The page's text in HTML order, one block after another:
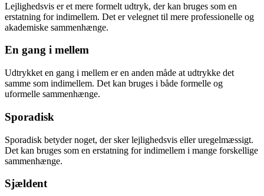
Lejlighedsvis er et mere formelt udtryk, der kan bruges som en
erstatning for indimellem. Det er velegnet til mere professionelle og
akademiske sammenhænge.
En gang i mellem
Udtrykket en gang i mellem er en anden måde at udtrykke det
samme som indimellem. Det kan bruges i både formelle og
uformelle sammenhænge.
Sporadisk
Sporadisk betyder noget, der sker lejlighedsvis eller uregelmæssigt.
Det kan bruges som en erstatning for indimellem i mange forskellige
sammenhænge.
Sjældent